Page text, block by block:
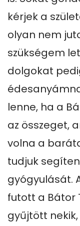
kérjek a
olyan nem
szükségem
dolgokat
lenne, ha a
az összeget,
volna a
tudjuk
gyógyulását.
futott a Bátor
gyűjtött